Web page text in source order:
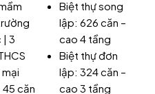
| 3
căn
Biệt thự song
lập: 626 căn –
cao 4 tầng
Biệt thự đơn
lập: 324 căn –
cao 3 tầng